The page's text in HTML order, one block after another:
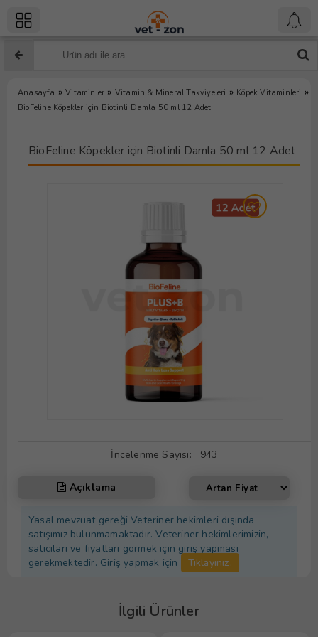
Anasayfa » Vitaminler » Vitamin & Mineral Takviyeleri » Köpek Vitaminleri »
BioFeline Köpekler için Biotinli Damla 50 ml 12 Adet
BioFeline Köpekler için Biotinli Damla 50 ml 12 Adet
İncelenme Sayısı: 943
Açıklama
Yasal mevzuat gereği Veteriner hekimleri dışında
satışımız bulunmamaktadır. Veteriner hekimlerimizin,
satıcıları ve fiyatları görmek için giriş yapması
gerekmektedir. Giriş yapmak için
Tıklayınız.
İlgili Ürünler